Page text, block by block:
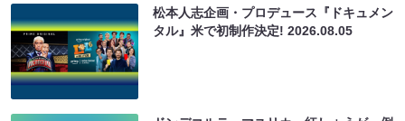
松本人志企画・プロデュース『ドキュメン
タル』米で初制作決定!2026.08.05